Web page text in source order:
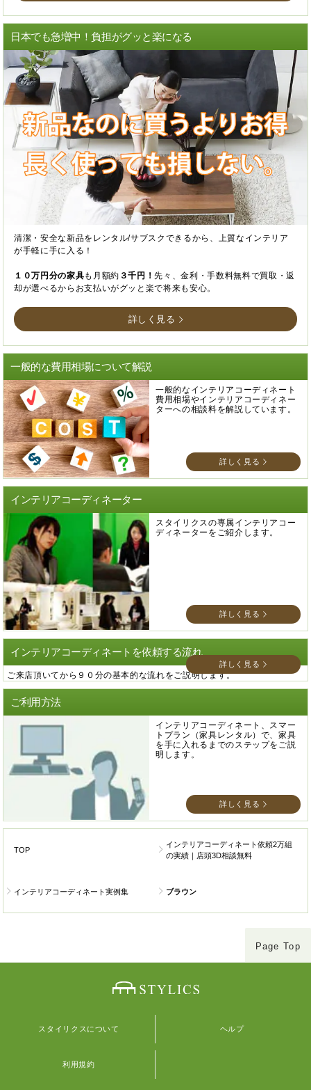
日本でも急増中！負担がグッと楽になる
清潔・安全な新品をレンタル/サブスクできるから、上質なインテリア
が手軽に手に入る！
１０万円分の家具も月額約 ３千円！先々、金利・手数料無料で買取・返
却が選べるからお支払いがグッと楽で将来も安心。
詳しく見る
一般的な費用相場について解説
一般的なインテリアコーディネート
費用相場やインテリアコーディネー
ターへの相談料を解説しています。
詳しく見る
インテリアコーディネーター
スタイリクスの専属インテリアコー
ディネーターをご紹介します。
詳しく見る
インテリアコーディネートを依頼する流れ
ご来店頂いてから９０分の基本的な流れをご説明します。
詳しく見る
ご利用方法
インテリアコーディネート、スマー
トプラン（家具レンタル）で、家具
を手に入れるまでのステップをご説
明します。
詳しく見る
TOP
インテリアコーディネート依頼2万組
の実績｜店頭3D相談無料
インテリアコーディネート実例集 ブラウン
Page Top
スタイリクスについて ヘルプ
利用規約